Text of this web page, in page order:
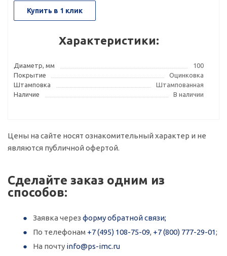
Купить в 1 клик
Характеристики:
Диаметр, мм
100
Покрытие
Оцинковка
Штамповка
Штампованная
Наличие
В наличии
Цены на сайте носят ознакомительный характер и не
являются публичной офертой.
Сделайте заказ одним из
способов:
Заявка через форму обратной связи;
По телефонам +7 (495) 108-75-09, +7 (800) 777-29-01;
На почту info@ps-imc.ru